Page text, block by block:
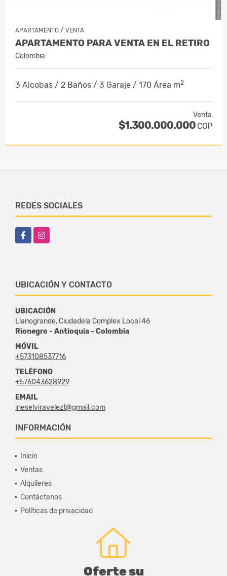
APARTAMENTO / VENTA
APARTAMENTO PARA VENTA EN EL RETIRO
Colombia
3 Alcobas / 2 Baños / 3 Garaje / 170 Área m2
Venta
$1.300.000.000 COP
REDES SOCIALES
FacebookInstagram
UBICACIÓN Y CONTACTO
UBICACIÓN
Llanogrande, Ciudadela Complex Local 46
Rionegro - Antioquia - Colombia
MÓVIL
+573108537716
TELÉFONO
+576043628929
EMAIL
ineselviravelezt@gmail.com
INFORMACIÓN
Inicio
Ventas
Alquileres
Contáctenos
Políticas de privacidad
Oferte su